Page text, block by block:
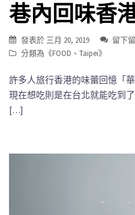
巷內回味香
發表於 三月 20, 2019
留下
分類為《FOOD 、 Taipei》
許多人旅行香港的味蕾回憶「
現在想吃則是在台北就能吃到
[…]